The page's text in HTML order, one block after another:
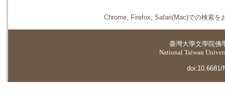
Chrome, Firefox, Safari(Mac)での検索を
臺灣大學文學院佛
National Taiwan
doi:10.6681/